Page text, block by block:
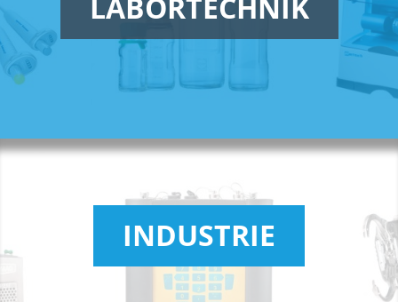
LABORTECHNIK
INDUSTRIE